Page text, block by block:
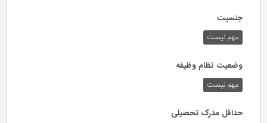
جنسیت
مهم نیست
وضعیت نظام وظیفه
مهم‌ نیست
حداقل مدرک تحصیلی